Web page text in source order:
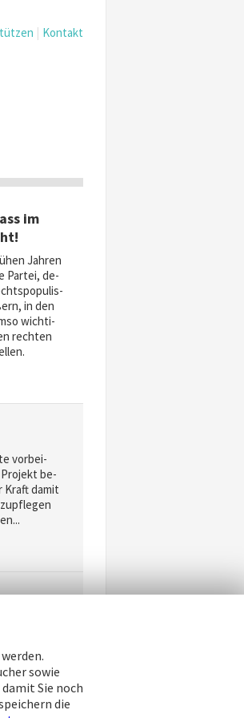
Kontakt
im
Jah­ren
Par­tei, de­
in den
wich­ti­
rech­ten
vor­bei­
Pro­jekt be­
Kraft da­mit
sowie
Sie noch
die